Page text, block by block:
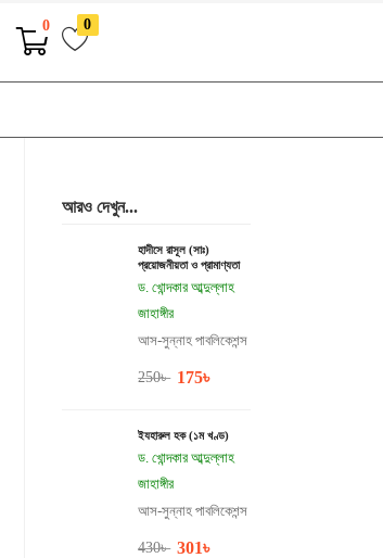
0 0
আরও দেখুন...
হাদীসে রাসূল (সাঃ)
প্রয়োজনীয়তা ও প্রামাণ্যতা
ড. খোন্দকার আব্দুল্লাহ
জাহাঙ্গীর
আস-সুন্নাহ পাবলিকেশন্স
250৳ 175৳
ইযহারুল হক (১ম খণ্ড)
ড. খোন্দকার আব্দুল্লাহ
জাহাঙ্গীর
আস-সুন্নাহ পাবলিকেশন্স
430৳ 301৳